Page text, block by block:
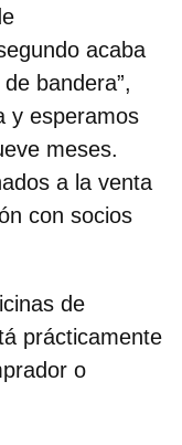
acaba
bandera”,
y esperamos
meses.
a la venta
con socios
de
prácticamente
o